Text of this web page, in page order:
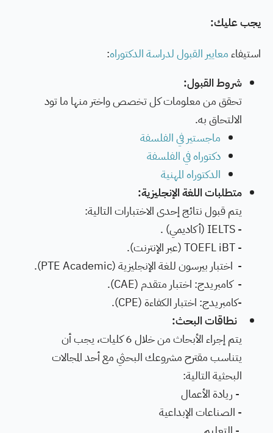
يجب عليك:
استيفاءمعايير القبول لدراسة الدكتوراه:
شروط القبول:
تحقق من معلومات كل تخصص واختر منها ما تود
الالتحاق به.
ماجستير في الفلسفة
دكتوراه في الفلسفة
الدكتوراه المهنية
متطلبات اللغة الإنجليزية:
يتم قبول نتائج إحدى الاختبارات التالية:
- IELTS (أكاديمي) .
- TOEFL iBT (عبر الإنترنت).
- اختبار بيرسون للغة الإنجليزية (PTE Academic).
- كامبريدج: اختبار متقدم (CAE).
-كامبريدج: اختبار الكفاءة (CPE).
نطاقات البحث:
يتم إجراء الأبحاث من خلال 6 كليات، يجب أن
يتناسب مقترح مشروعك البحثي مع أحد المجالات
البحثية التالية:
- ريادة الأعمال
- الصناعات الإبداعية